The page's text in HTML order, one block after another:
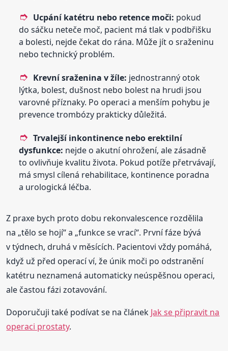
Ucpání katétru nebo retence moči: pokud
do sáčku neteče moč, pacient má tlak v podbřišku
a bolesti, nejde čekat do rána. Může jít o sraženinu
nebo technický problém.
Krevní sraženina v žíle: jednostranný otok
lýtka, bolest, dušnost nebo bolest na hrudi jsou
varovné příznaky. Po operaci a menším pohybu je
prevence trombózy prakticky důležitá.
Trvalejší inkontinence nebo erektilní
dysfunkce: nejde o akutní ohrožení, ale zásadně
to ovlivňuje kvalitu života. Pokud potíže přetrvávají,
má smysl cílená rehabilitace, kontinence poradna
a urologická léčba.
Z praxe bych proto dobu rekonvalescence rozdělila
na „tělo se hojí“ a „funkce se vrací“. První fáze bývá
v týdnech, druhá v měsících. Pacientovi vždy pomáhá,
když už před operací ví, že únik moči po odstranění
katétru neznamená automaticky neúspěšnou operaci,
ale častou fázi zotavování.
Doporučuji také podívat se na článek Jak se připravit na
operaci prostaty.